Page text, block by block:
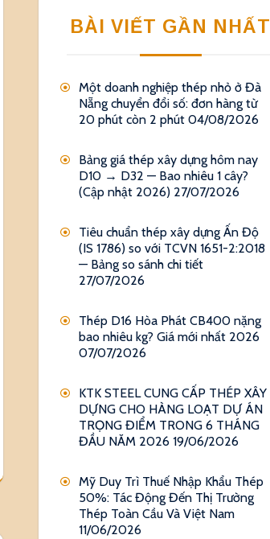
BÀI VIẾT GẦN NHẤT
Một doanh nghiệp thép nhỏ ở Đà
Nẵng chuyển đổi số: đơn hàng từ
20 phút còn 2 phút 04/08/2026
Bảng giá thép xây dựng hôm nay
D10 → D32 — Bao nhiêu 1 cây?
(Cập nhật 2026) 27/07/2026
Tiêu chuẩn thép xây dựng Ấn Độ
(IS 1786) so với TCVN 1651-2:2018
— Bảng so sánh chi tiết
27/07/2026
Thép D16 Hòa Phát CB400 nặng
bao nhiêu kg? Giá mới nhất 2026
07/07/2026
KTK STEEL CUNG CẤP THÉP XÂY
DỰNG CHO HÀNG LOẠT DỰ ÁN
TRỌNG ĐIỂM TRONG 6 THÁNG
ĐẦU NĂM 2026 19/06/2026
Mỹ Duy Trì Thuế Nhập Khẩu Thép
50%: Tác Động Đến Thị Trường
Thép Toàn Cầu Và Việt Nam
11/06/2026